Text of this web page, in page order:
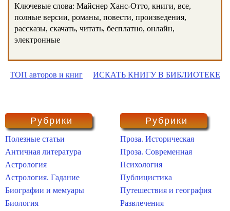
Ключевые слова: Майснер Ханс-Отто, книги, все,
полные версии, романы, повести, произведения,
рассказы, скачать, читать, бесплатно, онлайн,
электронные
ТОП авторов и книг ИСКАТЬ КНИГУ В БИБЛИОТЕКЕ
Рубрики
Полезные статьи
Античная литература
Астрология
Астрология. Гадание
Биографии и мемуары
Биология
Рубрики
Проза. Историческая
Проза. Современная
Психология
Публицистика
Путешествия и география
Развлечения